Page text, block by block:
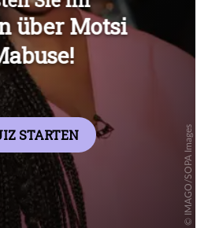
Überspringen